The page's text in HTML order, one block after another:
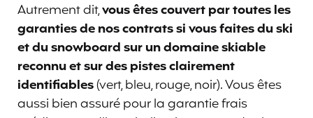
Autrement dit,vous êtes couvert par toutes les
garanties de nos contrats si vous faites du ski
et du snowboard sur un domaine skiable
reconnu et sur des pistes clairement
identifiables(vert, bleu, rouge, noir). Vous êtes
aussi bien assuré pour la garantie frais